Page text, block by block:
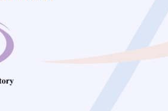
Tripod | 天線腳架
Antenna Tripod 126cm 兩